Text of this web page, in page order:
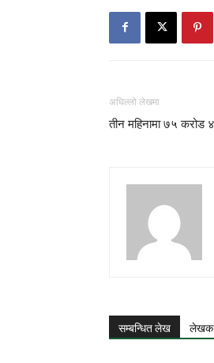
अघिल्लो लेखमा
तीन महिनामा ७५
सम्बन्धित लेख लेखक